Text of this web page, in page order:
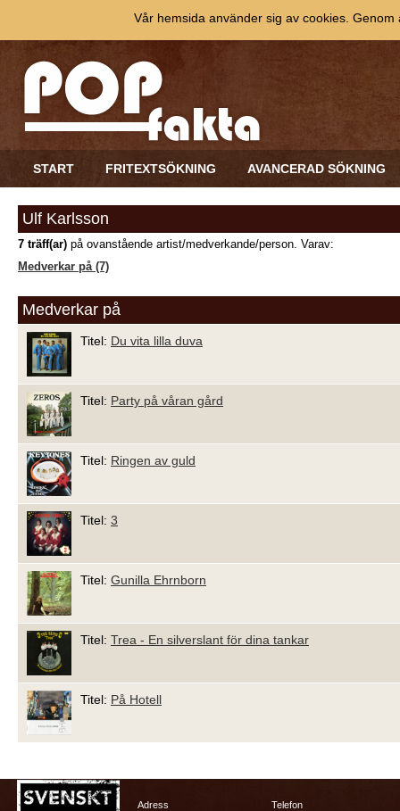
START FRITEXTSÖKNING AVANCERAD SÖKNING
Ulf Karlsson
7 träff(ar) på ovanstående artist/medverkande/person. Varav:
Medverkar på (7)
Medverkar på
Titel: Du vita lilla duva
Titel: Party på våran gård
Titel: Ringen av guld
Titel: 3
Titel: Gunilla Ehrnborn
Titel: Trea - En silverslant för dina tankar
Titel: På Hotell
Adress
Telefon
Vår hemsida använder sig av cookies.